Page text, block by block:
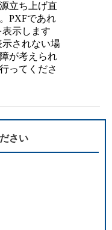
立ち上げ直
PXFであれ
示します
されない場
が考えられ
ってくださ
さい